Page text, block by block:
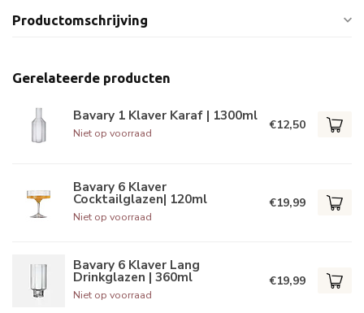
Productomschrijving
Gerelateerde producten
Bavary 1 Klaver Karaf | 1300ml
Niet op voorraad
€12,50
Bavary 6 Klaver
Cocktailglazen| 120ml
Niet op voorraad
€19,99
Bavary 6 Klaver Lang
Drinkglazen | 360ml
Niet op voorraad
€19,99